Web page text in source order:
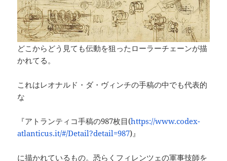
どこからどう見ても伝動を狙ったローラーチェーンが描
かれてる。
これはレオナルド・ダ・ヴィンチの手稿の中でも代表的
な
『アトランティコ手稿の987枚目(https://www.codex-
atlanticus.it/#/Detail?detail=987)』
に描かれているもの。恐らくフィレンツェの軍事技師を